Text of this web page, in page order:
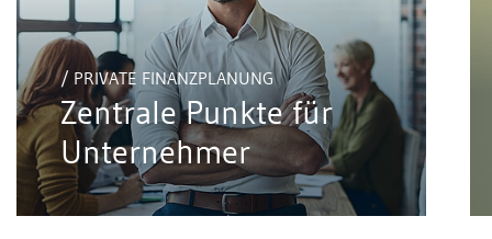
/ PRIVATE FINANZPLANUNG
Zentrale Punkte für
Unternehmer